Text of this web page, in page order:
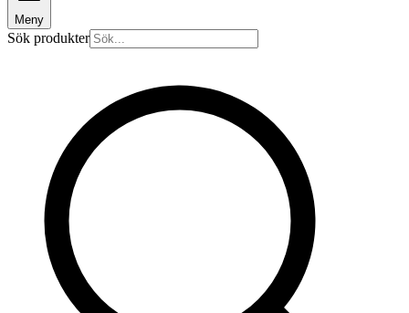
Meny
Sök produkter